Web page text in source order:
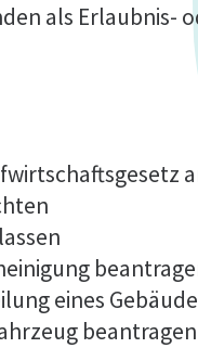
als Erlaubnis-
eines
beantragen